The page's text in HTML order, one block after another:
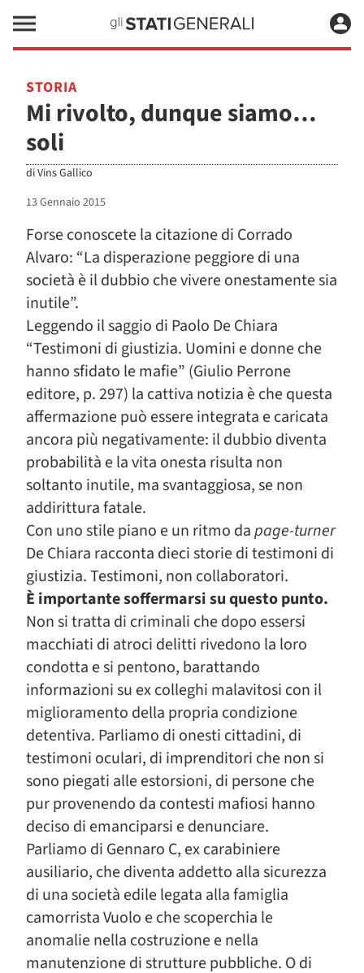
STORIA
Mi rivolto, dunque siamo…
soli
diVins Gallico
13 Gennaio 2015
Forse conoscete la citazione di Corrado
Alvaro: “La disperazione peggiore di una
società è il dubbio che vivere onestamente sia
inutile”.
Leggendo il saggio di Paolo De Chiara
“Testimoni di giustizia. Uomini e donne che
hanno sfidato le mafie” (Giulio Perrone
editore, p. 297) la cattiva notizia è che questa
affermazione può essere integrata e caricata
ancora più negativamente: il dubbio diventa
probabilità e la vita onesta risulta non
soltanto inutile, ma svantaggiosa, se non
addirittura fatale.
Con uno stile piano e un ritmo dapage-turner
De Chiara racconta dieci storie di testimoni di
giustizia. Testimoni, non collaboratori.
È importante soffermarsi su questo punto.
Non si tratta di criminali che dopo essersi
macchiati di atroci delitti rivedono la loro
condotta e si pentono, barattando
informazioni su ex colleghi malavitosi con il
miglioramento della propria condizione
detentiva. Parliamo di onesti cittadini, di
testimoni oculari, di imprenditori che non si
sono piegati alle estorsioni, di persone che
pur provenendo da contesti mafiosi hanno
deciso di emanciparsi e denunciare.
Parliamo di Gennaro C, ex carabiniere
ausiliario, che diventa addetto alla sicurezza
di una società edile legata alla famiglia
camorrista Vuolo e che scoperchia le
anomalie nella costruzione e nella
manutenzione di strutture pubbliche. O di